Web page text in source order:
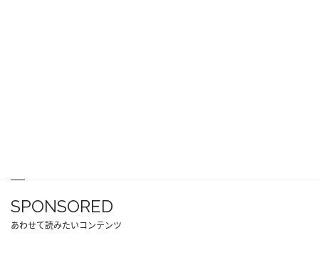
SPONSORED
あわせて読みたいコンテンツ